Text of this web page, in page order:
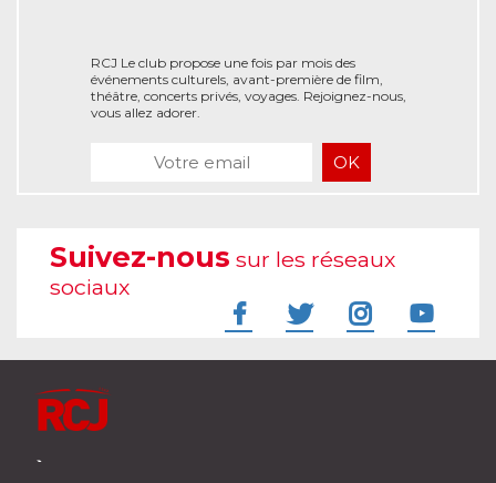
RCJ Le club propose une fois par mois des
événements culturels, avant-première de film,
théâtre, concerts privés, voyages. Rejoignez-nous,
vous allez adorer.
Suivez-nous sur les réseaux
sociaux